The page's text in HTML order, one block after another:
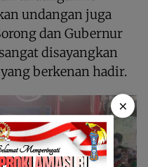
undangan juga
dan Gubernur
disayangkan
berkenan hadir.
×